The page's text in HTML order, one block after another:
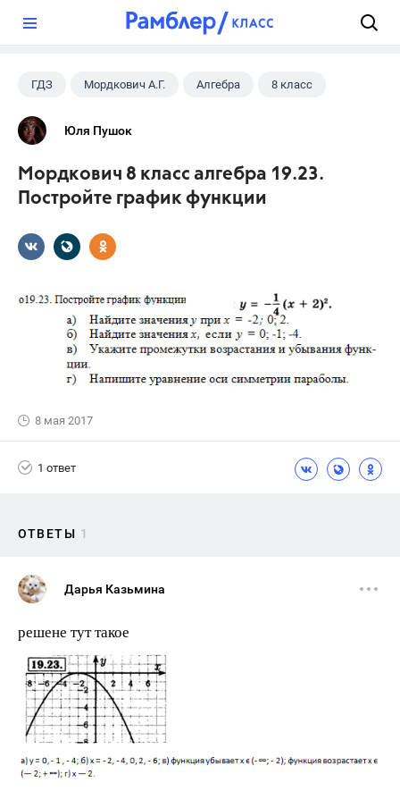
ГДЗ Мордкович А.Г. Алгебра 8 класс
Юля Пушок
Мордкович 8 класс алгебра 19.23.
Постройте график функции
8 мая 2017
1 ответ
ОТВЕТЫ 1
Дарья Казьмина
решене тут такое